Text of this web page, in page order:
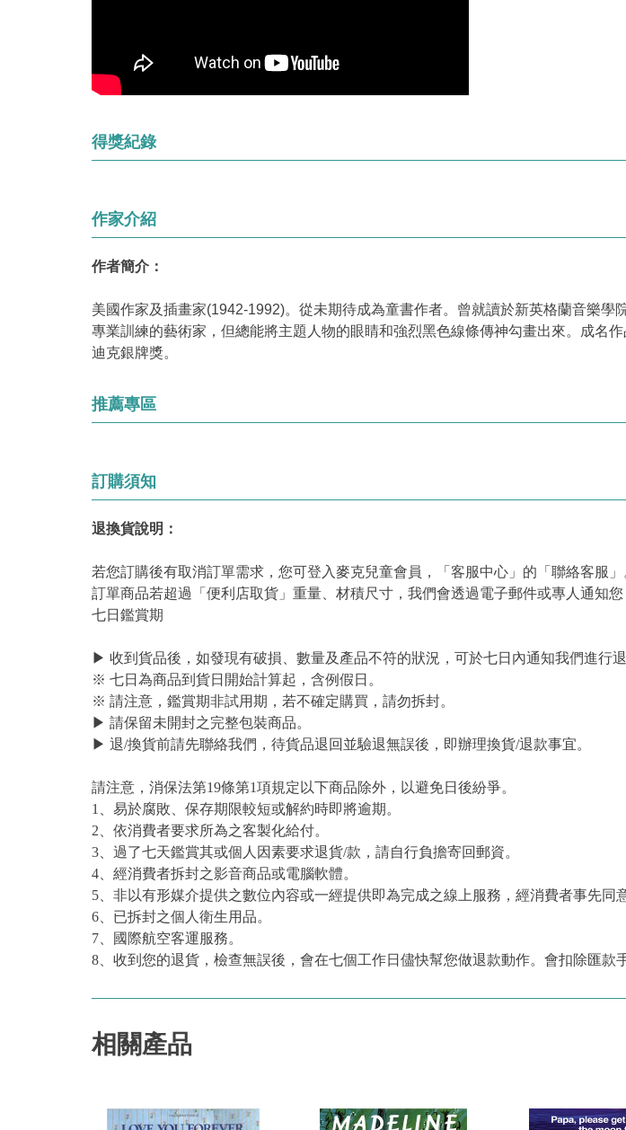
得獎紀錄
作家介紹
作者簡介：
美國作家及插畫家(1942-1992)。從未期待成為童書作者。曾就讀於新英格蘭音樂
專業訓練的藝術家，但總能將主題人物的眼睛和強烈黑色線條傳神勾畫出來。成名
迪克銀牌獎。
推薦專區
訂購須知
退換貨說明：
若您訂購後有取消訂單需求，您可登入麥克兒童會員，「客服中心」的「聯絡客服
訂單商品若超過「便利店取貨」重量、材積尺寸，我們會透過電子郵件或專人通知
七日鑑賞期
▶ 收到貨品後，如發現有破損、數量及產品不符的狀況，可於七日內通知我們進行退
※ 七日為商品到貨日開始計算起，含例假日。
※ 請注意，鑑賞期非試用期，若不確定購買，請勿拆封。
▶ 請保留未開封之完整包裝商品。
▶ 退/換貨前請先聯絡我們，待貨品退回並驗退無誤後，即辦理換貨/退款事宜。
請注意，消保法第19條第1項規定以下商品除外，以避免日後紛爭。
1、易於腐敗、保存期限較短或解約時即將逾期。
2、依消費者要求所為之客製化給付。
3、過了七天鑑賞其或個人因素要求退貨/款，請自行負擔寄回郵資。
4、經消費者拆封之影音商品或電腦軟體。
5、非以有形媒介提供之數位內容或一經提供即為完成之線上服務，經消費者事先同
6、已拆封之個人衛生用品。
7、國際航空客運服務。
8、收到您的退貨，檢查無誤後，會在七個工作日儘快幫您做退款動作。會扣除匯款
相關產品